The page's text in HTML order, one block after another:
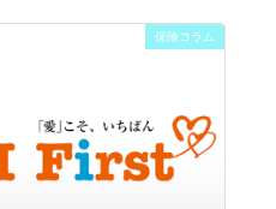
保険コラム